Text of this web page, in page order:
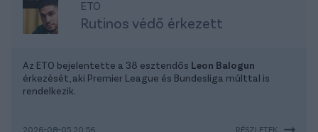
ETO
Rutinos védő érkezett
Az ETO bejelentette a 38 esztendős Leon Balogun
érkezését, aki Premier League és Bundesliga múlttal is
rendelkezik.
2026-08-05 20:56 RÉSZLETEK